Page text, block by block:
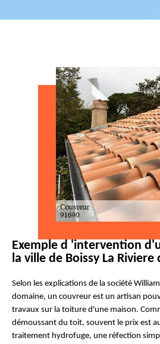
Exemple d 'intervention
la ville de Boissy La Riviere
Selon les explications de la société
domaine, un couvreur est un artisan
travaux sur la toiture d'une maison.
démoussant du toit, souvent le prix est
traitement hydrofuge, une réfection